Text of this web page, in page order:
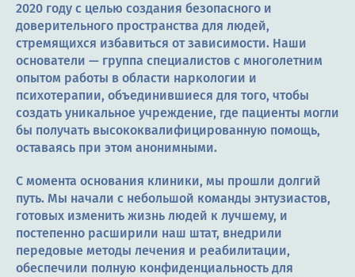
2020 году с целью создания безопасного и
доверительного пространства для людей,
стремящихся избавиться от зависимости. Наши
основатели — группа специалистов с многолетним
опытом работы в области наркологии и
психотерапии, объединившиеся для того, чтобы
создать уникальное учреждение, где пациенты могли
бы получать высококвалифицированную помощь,
оставаясь при этом анонимными.
С момента основания клиники, мы прошли долгий
путь. Мы начали с небольшой команды энтузиастов,
готовых изменить жизнь людей к лучшему, и
постепенно расширили наш штат, внедрили
передовые методы лечения и реабилитации,
обеспечили полную конфиденциальность для